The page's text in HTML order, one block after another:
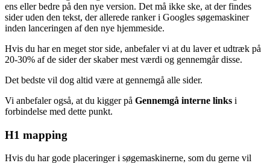
ens eller bedre på den nye version. Det må ikke ske, at der findes
sider uden den tekst, der allerede ranker i Googles søgemaskiner
inden lanceringen af den nye hjemmeside.
Hvis du har en meget stor side, anbefaler vi at du laver et udtræk på
20-30% af de sider der skaber mest værdi og gennemgår disse.
Det bedste vil dog altid være at gennemgå alle sider.
Vi anbefaler også, at du kigger på Gennemgå interne links i
forbindelse med dette punkt.
H1 mapping
Hvis du har gode placeringer i søgemaskinerne, som du gerne vil